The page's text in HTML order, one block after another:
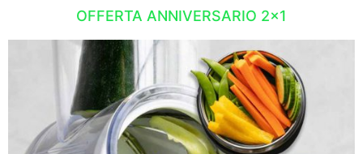
OFFERTA ANNIVERSARIO 2x1